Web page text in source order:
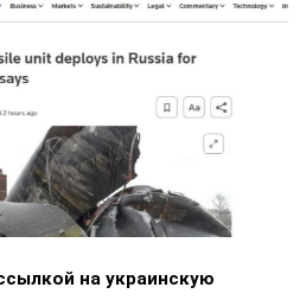
на украинскую